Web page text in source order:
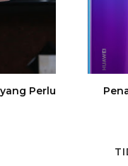
Perlu